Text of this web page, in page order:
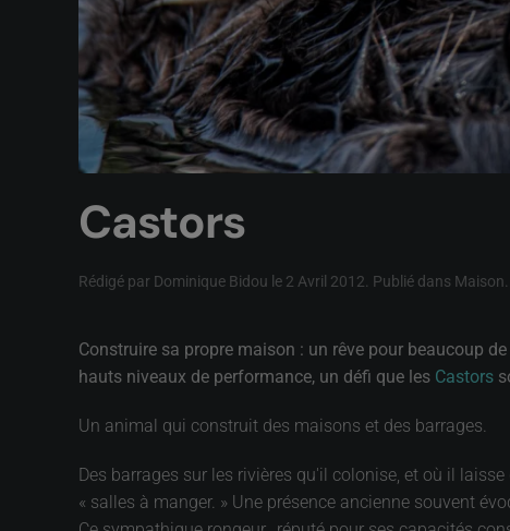
Castors
Rédigé par Dominique Bidou le 2 Avril 2012 . Publié dans Maison
Construire sa propre maison : un rêve pour beaucoup
hauts niveaux de performance, un défi que les Castors
Un animal qui construit des maisons et des barrages.
Des barrages sur les rivières qu'il colonise, et où il
« salles à manger. » Une présence ancienne souvent